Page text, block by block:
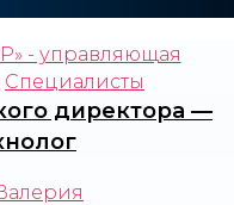
- управляющая
Специалисты
директора —